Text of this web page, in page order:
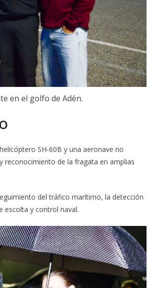
en el golfo de Adén.
SH-60B y una aeronave no
reconocimiento de la fragata en amplias
del tráfico marítimo, la detección
escolta y control naval.